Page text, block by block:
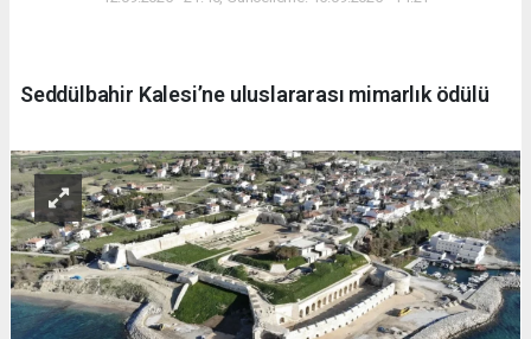
Seddülbahir Kalesi’ne uluslararası mimarlık ödülü